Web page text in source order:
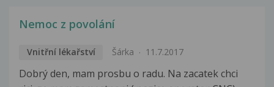
Nemoc z povolání
Vnitřní lékařství Šárka 11.7.2017
Dobrý den, mam prosbu o radu. Na zacatek chci